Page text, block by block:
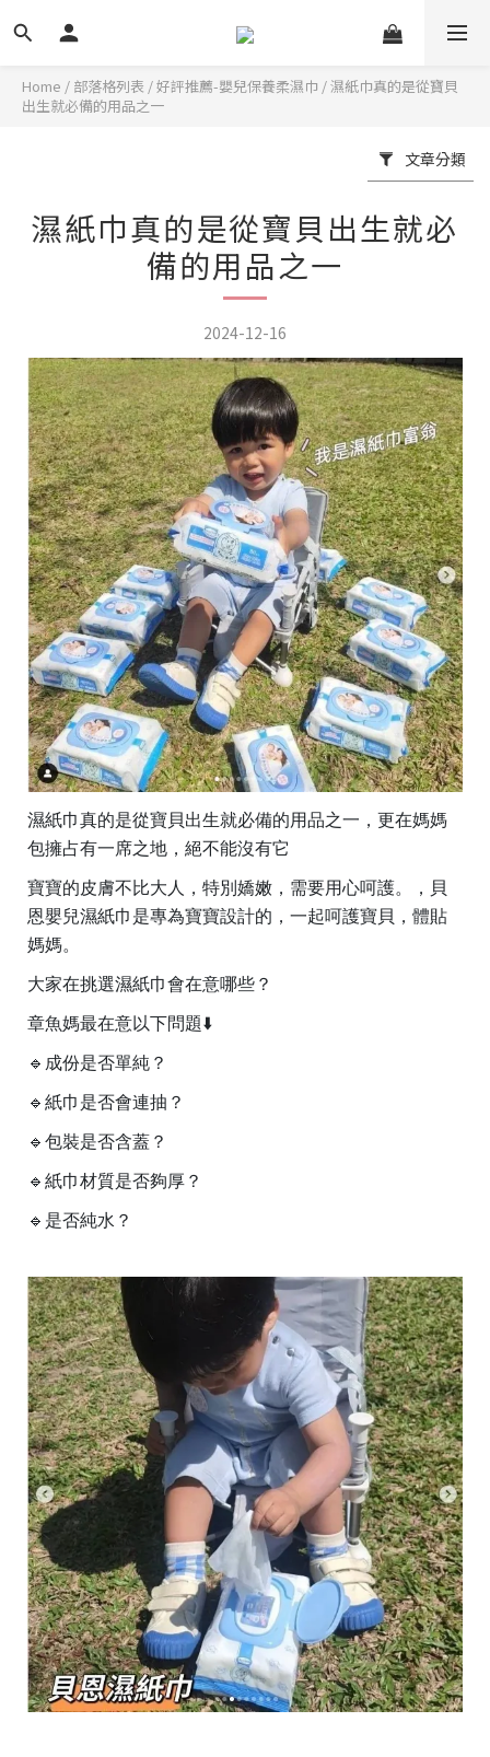
Home / 部落格列表 /好評推薦-嬰兒保養柔濕巾 /濕紙巾真的是從寶貝
出生就必備的用品之一
文章分類
濕紙巾真的是從寶貝出生就必
備的用品之一
2024-12-16
濕紙巾真的是從寶貝出生就必備的用品之一，更在媽媽
包擁占有一席之地，絕不能沒有它
寶寶的皮膚不比大人，特別嬌嫩，需要用心呵護。，貝
恩嬰兒濕紙巾是專為寶寶設計的，一起呵護寶貝，體貼
媽媽。
大家在挑選濕紙巾會在意哪些？
章魚媽最在意以下問題⬇️
🔹️成份是否單純？
🔹️紙巾是否會連抽？
🔹️包裝是否含蓋？
🔹️紙巾材質是否夠厚？
🔹️是否純水？